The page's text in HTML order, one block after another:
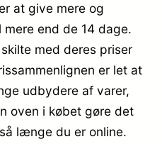
at give mere og
end de 14 dage.
med deres priser
er let at
udbydere af varer,
oven i købet gøre det
længe du er online.